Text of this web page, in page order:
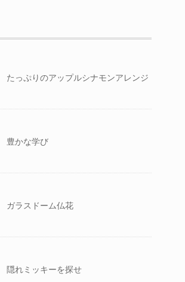
たっぷりのアップルシナモンアレンジ
豊かな学び
ガラスドーム仏花
隠れミッキーを探せ